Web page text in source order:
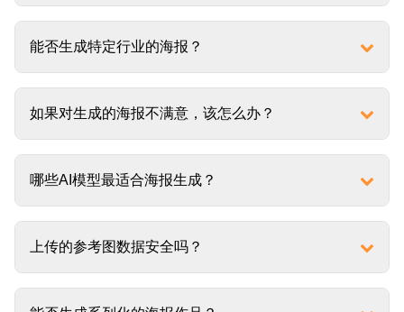
能否生成特定行业的海报？
如果对生成的海报不满意，该怎么办？
哪些AI模型最适合海报生成？
上传的参考图数据安全吗？